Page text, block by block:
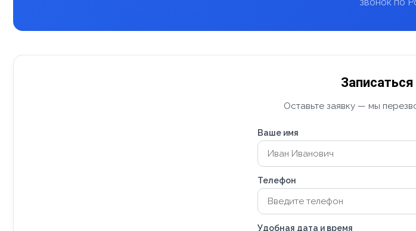
Оставьте заявку — мы
Ваше имя
Телефон
Удобная дата и время